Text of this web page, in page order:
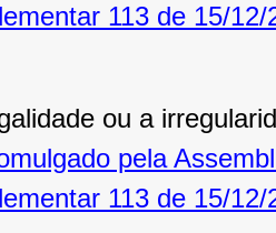
113 de 15/12/
ou a
pela
113 de 15/12/